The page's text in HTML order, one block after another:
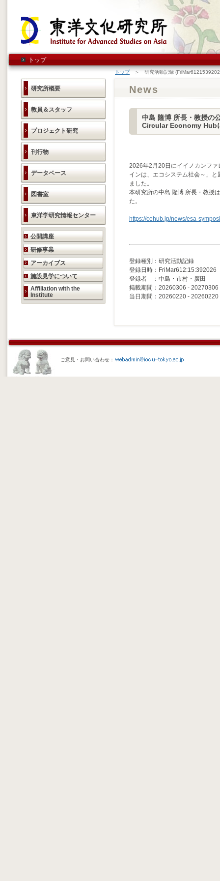
トップ
研究所概要
教員＆スタッフ
プロジェクト研究
刊行物
データベース
図書室
東洋学研究情報センター
研究活動のご案内
公開講座
研修事業
アーカイブス
施設見学について
Affiliation with the
Institute
トップ＞ 研究活動記録
News
中島 隆博 所長・教授の
Circular Economy Hub
2026年2月20日にイイノカンフ
インは、エコシステム社会～」
ました。
本研究所の中島 隆博 所長・教授
た。
https://cehub.jp/news/esa-
登録種別：研究活動記録
登録日時：FriMar612:15:392026
登録者 ：中島・市村・廣田
掲載期間：20260306 - 20270306
当日期間：20260220 - 20260220
ご意見・お問い合わせ：